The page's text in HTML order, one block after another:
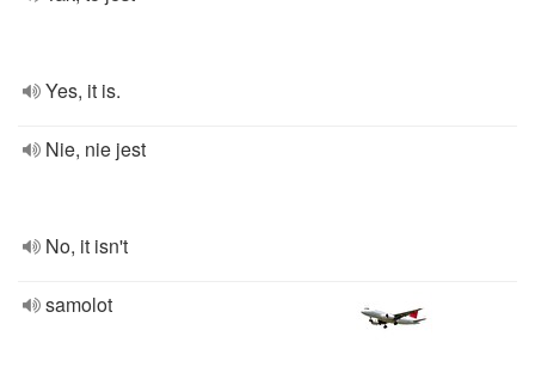
Yes, it is.
Nie, nie jest
No, it isn't
samolot